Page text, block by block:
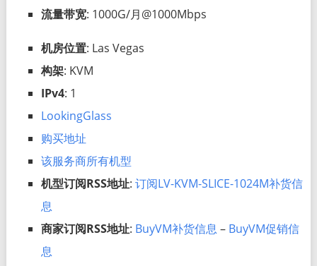
流量带宽: 1000G/月@1000Mbps
机房位置: Las Vegas
构架: KVM
IPv4: 1
LookingGlass
购买地址
该服务商所有机型
机型订阅RSS地址: 订阅LV-KVM-SLICE-1024M补货信
息
商家订阅RSS地址: BuyVM补货信息 – BuyVM促销信
息